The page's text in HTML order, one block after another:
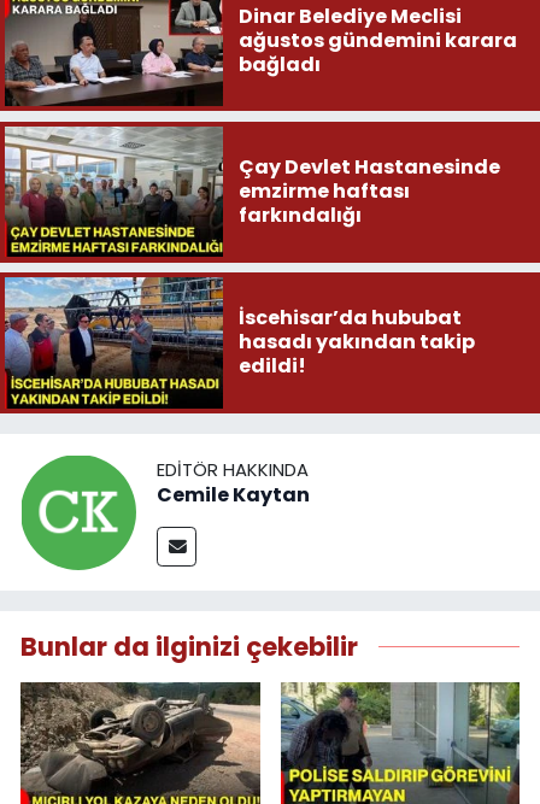
Dinar Belediye Meclisi
ağustos gündemini karara
bağladı
Çay Devlet Hastanesinde
emzirme haftası
farkındalığı
İscehisar’da hububat
hasadı yakından takip
edildi!
EDITÖR HAKKINDA
Cemile Kaytan
Bunlar da ilginizi çekebilir